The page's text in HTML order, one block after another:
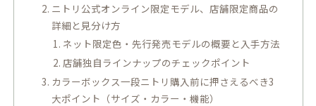
ニトリ公式オンライン限定モデル、店舗限定商品の
詳細と見分け方
ネット限定色・先行発売モデルの概要と入手方法
店舗独自ラインナップのチェックポイント
カラーボックス一段ニトリ購入前に押さえるべき3
大ポイント（サイズ・カラー・機能）